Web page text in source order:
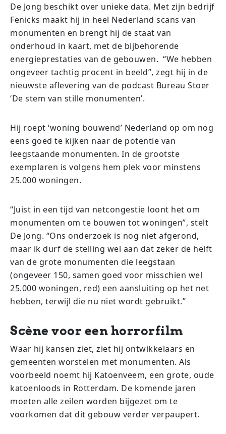
De Jong beschikt over unieke data. Met zijn bedrijf
Fenicks maakt hij in heel Nederland scans van
monumenten en brengt hij de staat van
onderhoud in kaart, met de bijbehorende
energieprestaties van de gebouwen. “We hebben
ongeveer tachtig procent in beeld”, zegt hij in de
nieuwste aflevering van de podcast Bureau Stoer
‘De stem van stille monumenten’.
Hij roept ‘woning bouwend’ Nederland op om nog
eens goed te kijken naar de potentie van
leegstaande monumenten. In de grootste
exemplaren is volgens hem plek voor minstens
25.000 woningen.
“Juist in een tijd van netcongestie loont het om
monumenten om te bouwen tot woningen”, stelt
De Jong. “Ons onderzoek is nog niet afgerond,
maar ik durf de stelling wel aan dat zeker de helft
van de grote monumenten die leegstaan
(ongeveer 150, samen goed voor misschien wel
25.000 woningen, red) een aansluiting op het net
hebben, terwijl die nu niet wordt gebruikt.”
Scène voor een horrorfilm
Waar hij kansen ziet, ziet hij ontwikkelaars en
gemeenten worstelen met monumenten. Als
voorbeeld noemt hij Katoenveem, een grote, oude
katoenloods in Rotterdam. De komende jaren
moeten alle zeilen worden bijgezet om te
voorkomen dat dit gebouw verder verpaupert.